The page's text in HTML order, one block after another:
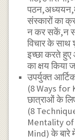
संस्कारों का
न कर सकें,न
विचार के साथ
इच्छा करते
का क्षय किया
उपर्युक्त
(8 Ways for
छात्राओं के
(8
Mentality
Mind) के बारे